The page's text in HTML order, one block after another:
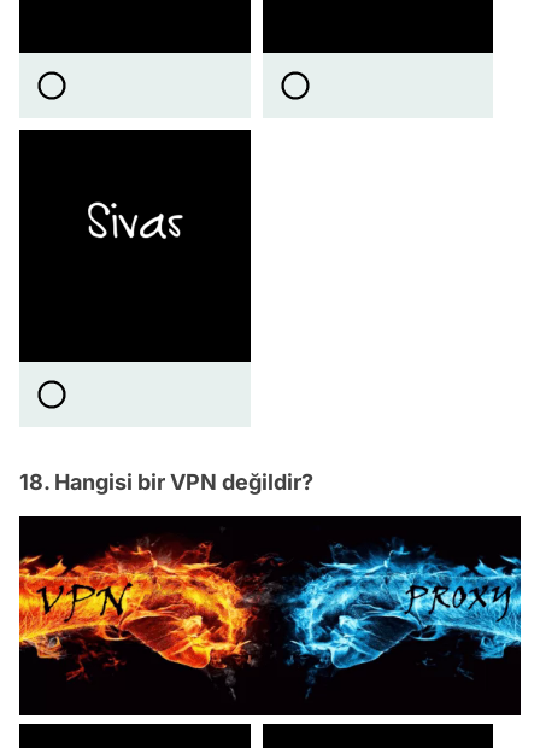
18. Hangisi bir VPN değildir?